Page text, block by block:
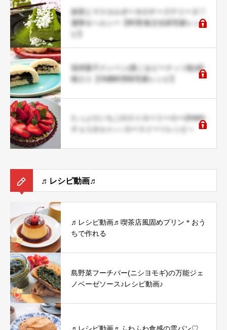
抹茶とマスカルポーネのチーズテリーヌ♡
濃厚＆ヘルシー【料理/食文化研究家レシ
琉球菓子クンペン(黒ごまピーナッツ餡)胡
桃入り【沖縄料理研究家レシピ】
たっぷりいちごのストロベリーロー(RAW)
♬レシピ動画♬
♬レシピ動画♬喫茶店風固めプリン＊おう
ちで作れる
島野菜フーチバー(ニシヨモギ)の万能ジェ
ノベーゼソース♪レシピ動画♪